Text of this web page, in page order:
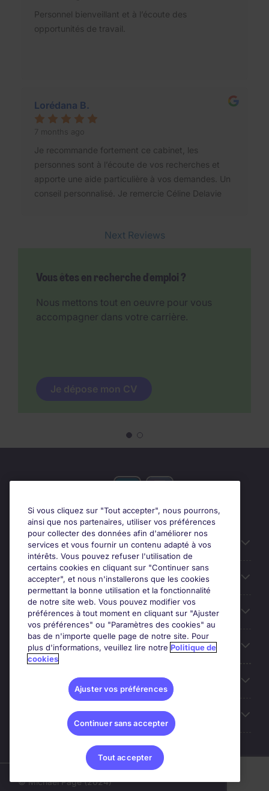
Personnel bienveillant et à l’écoute des
opportunités de travail.
Lorédana B.
7 months ago
Je recommande fortement ce cabinet, les
personnes sont à l’écoute de vos recherches et
apporte une aide particulière à vos demandes. Un
conseil personnalisé. Je remercie Céline Delavie
Next Reviews
Vous êtes en recherche d'emploi ?
Nous mettons tout en oeuvre pour vous
accompagner dans votre carrière.
Je dépose mon CV
Candidats
Entreprises
Contact
Nos offres d'emploi
Sites du Groupe
© Michael Page (2024)
Si vous cliquez sur "Tout accepter", nous pourrons,
ainsi que nos partenaires, utiliser vos préférences
pour collecter des données afin d'améliorer nos
services et vous fournir un contenu adapté à vos
intérêts. Vous pouvez refuser l'utilisation de
certains cookies en cliquant sur "Continuer sans
accepter", et nous n'installerons que les cookies
permettant la bonne utilisation et la fonctionnalité
de notre site web. Vous pouvez modifier vos
préférences à tout moment en cliquant sur "Ajuster
vos préférences" ou "Paramètres des cookies" au
bas de n'importe quelle page de notre site. Pour
plus d'informations, veuillez lire notre Politique de
cookies
Ajuster vos préférences
Continuer sans accepter
Tout accepter